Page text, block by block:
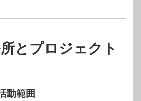
とプロジェクト
動範囲